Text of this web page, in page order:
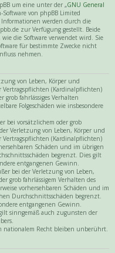
um eine unter der „GNU General
Software von phpBB Limited
werden durch die
zur Verfügung gestellt. Beide
die Software verwendet wird. Sie
für bestimmte Zwecke nicht
nehmen.
von Leben, Körper und
(Kardinalpflichten)
grob fahrlässiges Verhalten
Folgeschäden wie insbesondere
bei vorsätzlichem oder grob
Verletzung von Leben, Körper und
(Kardinalpflichten)
Schäden und im übrigen
begrenzt. Dies gilt
entgangenen Gewinn.
bei der Verletzung von Leben,
grob fahrlässigem Verhalten des
vorhersehbaren Schäden und im
Durchschnittsschäden begrenzt.
entgangenen Gewinn.
sinngemäß auch zugunsten der
nationalem Recht bleiben unberührt.